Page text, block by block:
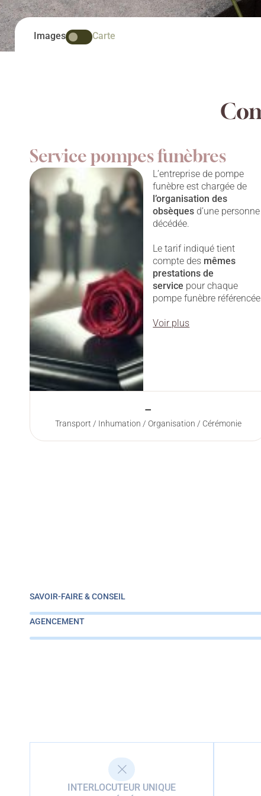
Images Carte
Service pompes funèbres
L’entreprise de pompe
funèbre est chargée de
l’organisation des
obsèques d’une personne
décédée.
Le tarif indiqué tient
compte des mêmes
prestationsde
service pour chaque
pompe funèbre
Voir plus
–
Transport / Inhumation / Organisation / Cérémonie
SAVOIR-FAIRE & CONSEIL
AGENCEMENT
INTERLOCUTEUR UNIQUE